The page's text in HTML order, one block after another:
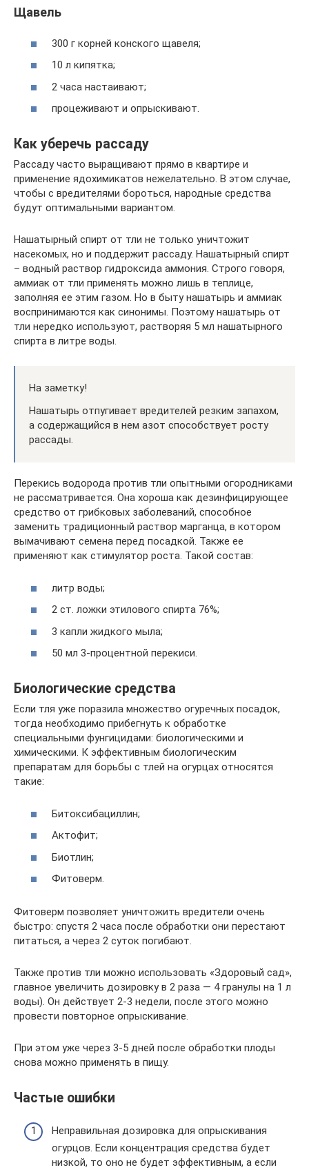
Щавель
300 г корней конского щавеля;
10 л кипятка;
2 часа настаивают;
процеживают и опрыскивают.
Как уберечь рассаду
Рассаду часто выращивают прямо в квартире и
применение ядохимикатов нежелательно. В этом случае,
чтобы с вредителями бороться, народные средства
будут оптимальными вариантом.
Нашатырный спирт от тли не только уничтожит
насекомых, но и поддержит рассаду. Нашатырный спирт
– водный раствор гидроксида аммония. Строго говоря,
аммиак от тли применять можно лишь в теплице,
заполняя ее этим газом. Но в быту нашатырь и аммиак
воспринимаются как синонимы. Поэтому нашатырь от
тли нередко используют, растворяя 5 мл нашатырного
спирта в литре воды.
На заметку!
Нашатырь отпугивает вредителей резким запахом,
а содержащийся в нем азот способствует росту
рассады.
Перекись водорода против тли опытными огородниками
не рассматривается. Она хороша как дезинфицирующее
средство от грибковых заболеваний, способное
заменить традиционный раствор марганца, в котором
вымачивают семена перед посадкой. Также ее
применяют как стимулятор роста. Такой состав:
литр воды;
2 ст. ложки этилового спирта 76%;
3 капли жидкого мыла;
50 мл 3-процентной перекиси.
Биологические средства
Если тля уже поразила множество огуречных посадок,
тогда необходимо прибегнуть к обработке
специальными фунгицидами: биологическими и
химическими. К эффективным биологическим
препаратам для борьбы с тлей на огурцах относятся
такие:
Битоксибациллин;
Актофит;
Биотлин;
Фитоверм.
Фитоверм позволяет уничтожить вредители очень
быстро: спустя 2 часа после обработки они перестают
питаться, а через 2 суток погибают.
Также против тли можно использовать «Здоровый сад»,
главное увеличить дозировку в 2 раза — 4 гранулы на 1 л
воды). Он действует 2-3 недели, после этого можно
провести повторное опрыскивание.
При этом уже через 3-5 дней после обработки плоды
снова можно применять в пищу.
Частые ошибки
Неправильная дозировка для опрыскивания
огурцов. Если концентрация средства будет
низкой, то оно не будет эффективным, а если